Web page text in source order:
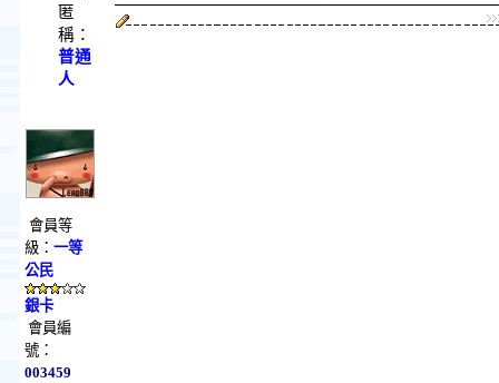
匿
稱：
普通
人
會員等
級： 一等
公民
銀卡
會員編
號：
003459